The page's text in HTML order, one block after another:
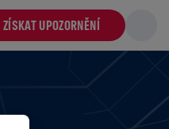
ZÍSKAT UPOZORNĚNÍ